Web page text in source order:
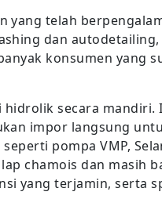
yang telah
dan
konsumen yang
secara
impor langsung
pompa VMP,
chamois dan masih
yang terjamin, serta